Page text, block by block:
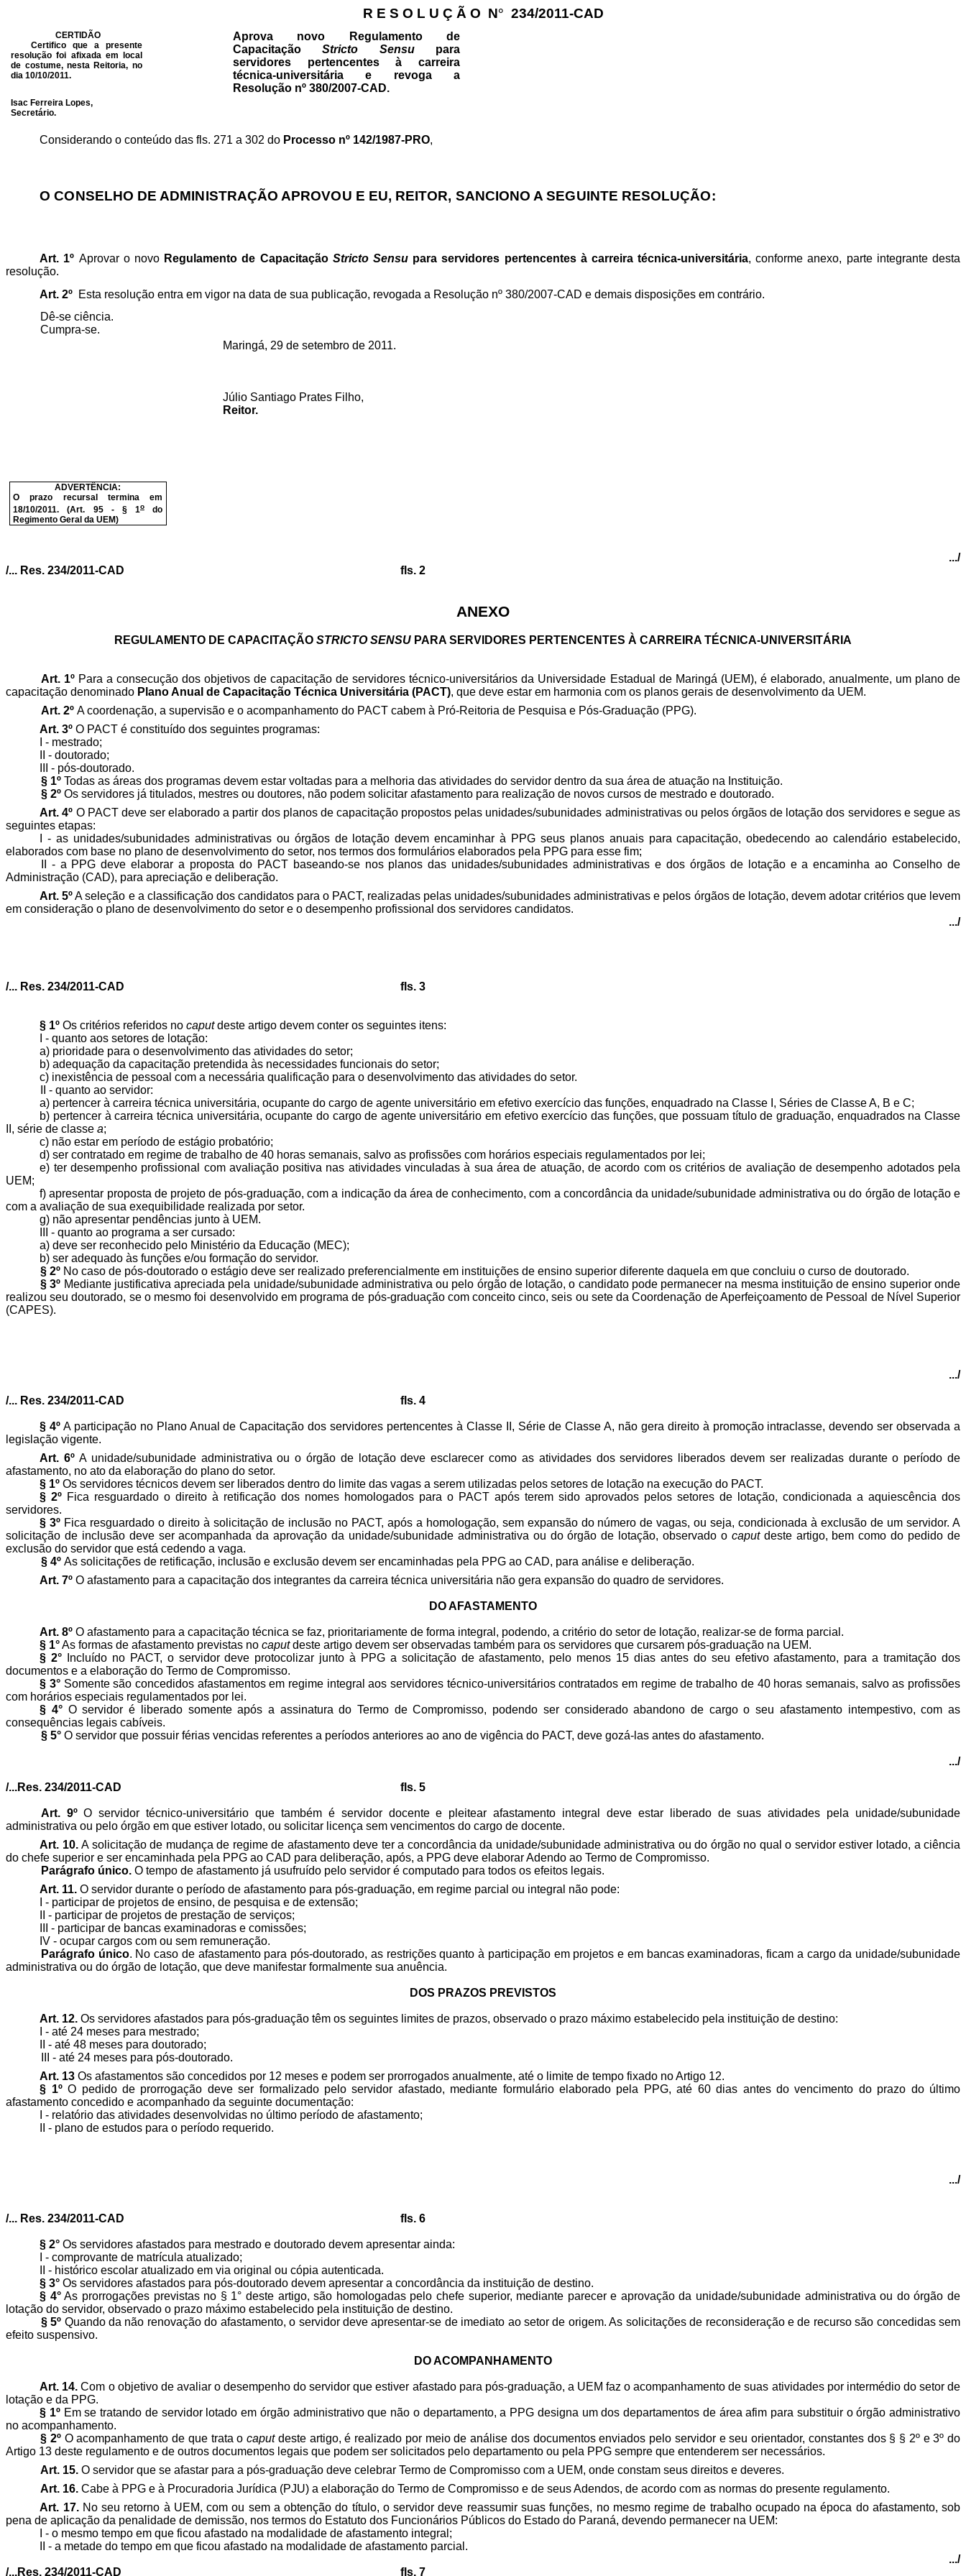
R E S O L U Ç Ã O N° 234/2011-CAD
CERTIDÃO
Certifico que a presente
resolução foi afixada em local
de costume, nesta Reitoria, no
dia 10/10/2011.
Isac Ferreira Lopes,
Secretário.
Aprova novo Regulamento de
CapacitaçãoStricto Sensu para
servidores pertencentes à carreira
técnica-universitária e revoga a
Resolução nº 380/2007-CAD.
Considerando o conteúdo das fls. 271 a 302 do Processo nº 142/1987-PRO,
O CONSELHO DE ADMINISTRAÇÃO APROVOU E EU, REITOR, SANCIONO A SEGUINTE RESOLUÇÃO:
Art. 1º Aprovar o novo Regulamento de Capacitação Stricto Sensu para servidores pertencentes à carreira técnica-universitária, conforme anexo, parte integrante desta
resolução.
Art. 2º Esta resolução entra em vigor na data de sua publicação, revogada a Resolução nº 380/2007-CAD e demais disposições em contrário.
Dê-se ciência.
Cumpra-se.
Maringá, 29 de setembro de 2011.
Júlio Santiago Prates Filho,
Reitor.
ADVERTÊNCIA:
O prazo recursal termina em
18/10/2011. (Art. 95 - § 1odo
Regimento Geral da UEM)
.../
/... Res. 234/2011-CAD
fls. 2
ANEXO
REGULAMENTO DE CAPACITAÇÃO STRICTO SENSU PARA SERVIDORES PERTENCENTES À CARREIRA TÉCNICA-UNIVERSITÁRIA
Art. 1º Para a consecução dos objetivos de capacitação de servidores técnico-universitários da Universidade Estadual de Maringá (UEM), é elaborado, anualmente, um plano de
capacitação denominado Plano Anual de Capacitação Técnica Universitária (PACT), que deve estar em harmonia com os planos gerais de desenvolvimento da UEM.
Art. 2º A coordenação, a supervisão e o acompanhamento do PACT cabem à Pró-Reitoria de Pesquisa e Pós-Graduação (PPG).
Art. 3ºO PACT é constituído dos seguintes programas:
I - mestrado;
II - doutorado;
III - pós-doutorado.
§ 1ºTodas as áreas dos programas devem estar voltadas para a melhoria das atividades do servidor dentro da sua área de atuação na Instituição.
§ 2ºOs servidores já titulados, mestres ou doutores, não podem solicitar afastamento para realização de novos cursos de mestrado e doutorado.
Art. 4º O PACT deve ser elaborado a partir dos planos de capacitação propostos pelas unidades/subunidades administrativas ou pelos órgãos de lotação dos servidores e segue as
seguintes etapas:
I - as unidades/subunidades administrativas ou órgãos de lotação devem encaminhar à PPG seus planos anuais para capacitação, obedecendo ao calendário estabelecido,
elaborados com base no plano de desenvolvimento do setor, nos termos dos formulários elaborados pela PPG para esse fim;
II - a PPG deve elaborar a proposta do PACT baseando-se nos planos das unidades/subunidades administrativas e dos órgãos de lotação e a encaminha ao Conselho de
Administração (CAD), para apreciação e deliberação.
Art. 5ºA seleção e a classificação dos candidatos para o PACT, realizadas pelas unidades/subunidades administrativas e pelos órgãos de lotação, devem adotar critérios que levem
em consideração o plano de desenvolvimento do setor e o desempenho profissional dos servidores candidatos.
.../
/... Res. 234/2011-CAD fls. 3
§ 1ºOs critérios referidos nocaputdeste artigo devem conter os seguintes itens:
I - quanto aos setores de lotação:
a) prioridade para o desenvolvimento das atividades do setor;
b) adequação da capacitação pretendida às necessidades funcionais do setor;
c) inexistência de pessoal com a necessária qualificação para o desenvolvimento das atividades do setor.
II - quanto ao servidor:
a) pertencer à carreira técnica universitária, ocupante do cargo de agente universitário em efetivo exercício das funções, enquadrado na Classe I, Séries de Classe A, B e C;
b) pertencer à carreira técnica universitária, ocupante do cargo de agente universitário em efetivo exercício das funções, que possuam título de graduação, enquadrados na Classe
II, série de classe a;
c) não estar em período de estágio probatório;
d) ser contratado em regime de trabalho de 40 horas semanais, salvo as profissões com horários especiais regulamentados por lei;
e) ter desempenho profissional com avaliação positiva nas atividades vinculadas à sua área de atuação, de acordo com os critérios de avaliação de desempenho adotados pela
UEM;
f) apresentar proposta de projeto de pós-graduação, com a indicação da área de conhecimento, com a concordância da unidade/subunidade administrativa ou do órgão de lotação e
com a avaliação de sua exequibilidade realizada por setor.
g) não apresentar pendências junto à UEM.
III - quanto ao programa a ser cursado:
a) deve ser reconhecido pelo Ministério da Educação (MEC);
b) ser adequado às funções e/ou formação do servidor.
§ 2º No caso de pós-doutorado o estágio deve ser realizado preferencialmente em instituições de ensino superior diferente daquela em que concluiu o curso de doutorado.
§ 3º Mediante justificativa apreciada pela unidade/subunidade administrativa ou pelo órgão de lotação, o candidato pode permanecer na mesma instituição de ensino superior onde
realizou seu doutorado, se o mesmo foi desenvolvido em programa de pós-graduação com conceito cinco, seis ou sete da Coordenação de Aperfeiçoamento de Pessoal de Nível Superior
(CAPES).
.../
/... Res. 234/2011-CAD fls. 4
§ 4º A participação no Plano Anual de Capacitação dos servidores pertencentes à Classe II, Série de Classe A, não gera direito à promoção intraclasse, devendo ser observada a
legislação vigente.
Art. 6º A unidade/subunidade administrativa ou o órgão de lotação deve esclarecer como as atividades dos servidores liberados devem ser realizadas durante o período de
afastamento, no ato da elaboração do plano do setor.
§ 1ºOs servidores técnicos devem ser liberados dentro do limite das vagas a serem utilizadas pelos setores de lotação na execução do PACT.
§ 2º Fica resguardado o direito à retificação dos nomes homologados para o PACT após terem sido aprovados pelos setores de lotação, condicionada a aquiescência dos
servidores.
§ 3º Fica resguardado o direito à solicitação de inclusão no PACT, após a homologação, sem expansão do número de vagas, ou seja, condicionada à exclusão de um servidor. A
solicitação de inclusão deve ser acompanhada da aprovação da unidade/subunidade administrativa ou do órgão de lotação, observado o caputdeste artigo, bem como do pedido de
exclusão do servidor que está cedendo a vaga.
§ 4º As solicitações de retificação, inclusão e exclusão devem ser encaminhadas pela PPG ao CAD, para análise e deliberação.
Art. 7ºO afastamento para a capacitação dos integrantes da carreira técnica universitária não gera expansão do quadro de servidores.
DO AFASTAMENTO
Art. 8º O afastamento para a capacitação técnica se faz, prioritariamente de forma integral, podendo, a critério do setor de lotação, realizar-se de forma parcial.
§ 1°As formas de afastamento previstas nocaputdeste artigo devem ser observadas também para os servidores que cursarem pós-graduação na UEM.
§ 2° Incluído no PACT, o servidor deve protocolizar junto à PPG a solicitação de afastamento, pelo menos 15 dias antes do seu efetivo afastamento, para a tramitação dos
documentos e a elaboração do Termo de Compromisso.
§ 3°Somente são concedidos afastamentos em regime integral aos servidores técnico-universitários contratados em regime de trabalho de 40 horas semanais, salvo as profissões
com horários especiais regulamentados por lei.
§ 4°O servidor é liberado somente após a assinatura do Termo de Compromisso, podendo ser considerado abandono de cargo o seu afastamento intempestivo, com as
consequências legais cabíveis.
§ 5° O servidor que possuir férias vencidas referentes a períodos anteriores ao ano de vigência do PACT, deve gozá-las antes do afastamento.
.../
/...Res. 234/2011-CAD fls. 5
Art. 9ºO servidor técnico-universitário que também é servidor docente e pleitear afastamento integral deve estar liberado de suas atividades pela unidade/subunidade
administrativa ou pelo órgão em que estiver lotado, ou solicitar licença sem vencimentos do cargo de docente.
Art. 10.Asolicitação de mudança de regime de afastamento deve ter a concordância da unidade/subunidade administrativa ou do órgão no qual o servidor estiver lotado, a ciência
do chefe superior e ser encaminhada pela PPG ao CAD para deliberação, após, a PPG deve elaborar Adendo ao Termo de Compromisso.
Parágrafo único.O tempo de afastamento já usufruído pelo servidor é computado para todos os efeitos legais.
Art. 11. O servidor durante o período de afastamento para pós-graduação, em regime parcial ou integral não pode:
I - participar de projetos de ensino, de pesquisa e de extensão;
II - participar de projetos de prestação de serviços;
III - participar de bancas examinadoras e comissões;
IV - ocupar cargos com ou sem remuneração.
Parágrafo único. No caso de afastamento para pós-doutorado, as restrições quanto à participação em projetos e em bancas examinadoras, ficam a cargo da unidade/subunidade
administrativa ou do órgão de lotação, que deve manifestar formalmente sua anuência.
DOS PRAZOS PREVISTOS
Art. 12. Os servidores afastados para pós-graduação têm os seguintes limites de prazos, observado o prazo máximo estabelecido pela instituição de destino:
I - até 24 meses para mestrado;
II - até 48 meses para doutorado;
III - até 24 meses para pós-doutorado.
Art. 13Os afastamentos são concedidos por 12 meses e podem ser prorrogados anualmente, até o limite de tempo fixado no Artigo 12.
§ 1ºO pedido de prorrogação deve ser formalizado pelo servidor afastado, mediante formulário elaborado pela PPG, até 60 dias antes do vencimento do prazo do último
afastamento concedido e acompanhado da seguinte documentação:
I - relatório das atividades desenvolvidas no último período de afastamento;
II - plano de estudos para o período requerido.
.../
/... Res. 234/2011-CAD fls. 6
§ 2° Os servidores afastados para mestrado e doutorado devem apresentar ainda:
I - comprovante de matrícula atualizado;
II - histórico escolar atualizado em via original ou cópia autenticada.
§ 3° Os servidores afastados para pós-doutorado devem apresentar a concordância da instituição de destino.
§ 4°As prorrogações previstas no § 1° deste artigo, são homologadas pelo chefe superior, mediante parecer e aprovação da unidade/subunidade administrativa ou do órgão de
lotação do servidor, observado o prazo máximo estabelecido pela instituição de destino.
§ 5º Quando da não renovação do afastamento, o servidor deve apresentar-se de imediato ao setor de origem. As solicitações de reconsideração e de recurso são concedidas sem
efeito suspensivo.
DO ACOMPANHAMENTO
Art. 14.Com o objetivo de avaliar o desempenho do servidor que estiver afastado para pós-graduação, a UEM faz o acompanhamento de suas atividades por intermédio do setor de
lotação e da PPG.
§ 1º Em se tratando de servidor lotado em órgão administrativo que não o departamento, a PPG designa um dos departamentos de área afim para substituir o órgão administrativo
no acompanhamento.
§ 2º O acompanhamento de que trata o caputdeste artigo, é realizado por meio de análise dos documentos enviados pelo servidor e seu orientador, constantes dos § § 2º e 3º do
Artigo 13 deste regulamento e de outros documentos legais que podem ser solicitados pelo departamento ou pela PPG sempre que entenderem ser necessários.
Art. 15. O servidor que se afastar para a pós-graduação deve celebrar Termo de Compromisso com a UEM, onde constam seus direitos e deveres.
Art. 16. Cabe à PPG e à Procuradoria Jurídica (PJU) a elaboração do Termo de Compromisso e de seus Adendos, de acordo com as normas do presente regulamento.
Art. 17.No seu retorno à UEM, com ou sem a obtenção do título, o servidor deve reassumir suas funções, no mesmo regime de trabalho ocupado na época do afastamento, sob
pena de aplicação da penalidade de demissão, nos termos do Estatuto dos Funcionários Públicos do Estado do Paraná, devendo permanecer na UEM:
I - o mesmo tempo em que ficou afastado na modalidade de afastamento integral;
II - a metade do tempo em que ficou afastado na modalidade de afastamento parcial.
.../
/...Res. 234/2011-CAD
fls. 7